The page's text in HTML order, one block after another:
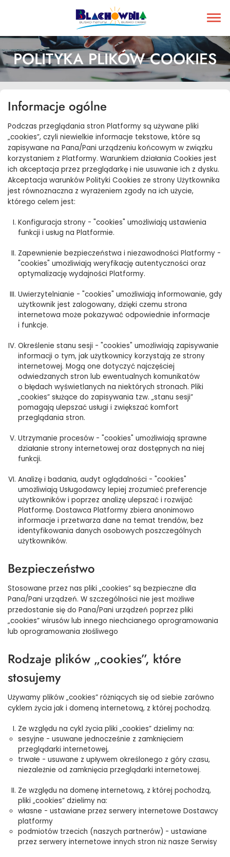
POLITYKA PLIKÓW COOKIES
Informacje ogólne
Podczas przeglądania stron Platformy są używane pliki
„cookies”, czyli niewielkie informacje tekstowe, które są
zapisywane na Pana/Pani urządzeniu końcowym w związku
korzystaniem z Platformy. Warunkiem działania Cookies jest
ich akceptacja przez przeglądarkę i nie usuwanie ich z dysku.
Akceptacja warunków Polityki Cookies ze strony Użytkownika
jest równoznaczna z wyrażeniem zgody na ich użycie,
którego celem jest:
Konfiguracja strony - "cookies" umożliwiają ustawienia
funkcji i usług na Platformie.
Zapewnienie bezpieczeństwa i niezawodności Platformy -
"cookies" umożliwiają weryfikację autentyczności oraz
optymalizację wydajności Platformy.
Uwierzytelnianie - "cookies" umożliwiają informowanie, gdy
użytkownik jest zalogowany, dzięki czemu strona
internetowa może pokazywać odpowiednie informacje
i funkcje.
Określenie stanu sesji - "cookies" umożliwiają zapisywanie
informacji o tym, jak użytkownicy korzystają ze strony
internetowej. Mogą one dotyczyć najczęściej
odwiedzanych stron lub ewentualnych komunikatów
o błędach wyświetlanych na niektórych stronach. Pliki
„cookies” służące do zapisywania tzw. „stanu sesji”
pomagają ulepszać usługi i zwiększać komfort
przeglądania stron.
Utrzymanie procesów - "cookies" umożliwiają sprawne
działanie strony internetowej oraz dostępnych na niej
funkcji.
Analizę i badania, audyt oglądalności - "cookies"
umożliwiają Usługodawcy lepiej zrozumieć preferencje
użytkowników i poprzez analizę ulepszać i rozwijać
Platformę. Dostawca Platformy zbiera anonimowo
informacje i przetwarza dane na temat trendów, bez
identyfikowania danych osobowych poszczególnych
użytkowników.
Bezpieczeństwo
Stosowane przez nas pliki „cookies” są bezpieczne dla
Pana/Pani urządzeń. W szczególności nie jest możliwe
przedostanie się do Pana/Pani urządzeń poprzez pliki
„cookies” wirusów lub innego niechcianego oprogramowania
lub oprogramowania złośliwego
Rodzaje plików „cookies”, które
stosujemy
Używamy plików „cookies” różniących się od siebie zarówno
cyklem życia jak i domeną internetową, z której pochodzą.
Ze względu na cykl życia pliki „cookies” dzielimy na:
sesyjne - usuwane jednocześnie z zamknięciem
przeglądarki internetowej,
trwałe - usuwane z upływem określonego z góry czasu,
niezależnie od zamknięcia przeglądarki internetowej.
Ze względu na domenę internetową, z której pochodzą,
pliki „cookies” dzielimy na:
własne - ustawiane przez serwery internetowe Dostawcy
platformy
podmiotów trzecich (naszych partnerów) - ustawiane
przez serwery internetowe innych stron niż nasze Serwisy